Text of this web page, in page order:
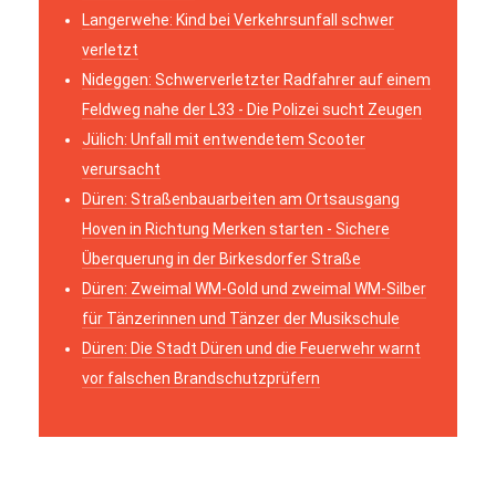
Langerwehe: Kind bei Verkehrsunfall schwer
verletzt
Nideggen: Schwerverletzter Radfahrer auf einem
Feldweg nahe der L33 - Die Polizei sucht Zeugen
Jülich: Unfall mit entwendetem Scooter
verursacht
Düren: Straßenbauarbeiten am Ortsausgang
Hoven in Richtung Merken starten - Sichere
Überquerung in der Birkesdorfer Straße
Düren: Zweimal WM-Gold und zweimal WM-Silber
für Tänzerinnen und Tänzer der Musikschule
Düren: Die Stadt Düren und die Feuerwehr warnt
vor falschen Brandschutzprüfern